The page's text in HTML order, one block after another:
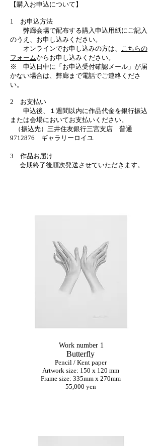
【購入お申込について】
1 お申込方法
弊廊会場で配布する購入申込用紙にご記入
のうえ、お申し込みください。
オンラインでお申し込みの方は、 こちらの
フォームからお申し込みください。
※ 申込日中に「お申込受付確認メール」が届
かない場合は、弊廊まで電話でご連絡くださ
い。
2 お支払い
申込後、１週間以内に作品代金を銀行振込
または会場においてお支払いください。
（振込先）三井住友銀行三宮支店 普通
9712876 ギャラリーロイユ
3 作品お届け
会期終了後順次発送させていただきます。
Work number 1
Butterfly
Pencil / Kent paper
Artwork size: 150 x 120 mm
Frame size: 335mm x 270mm
55,000 yen